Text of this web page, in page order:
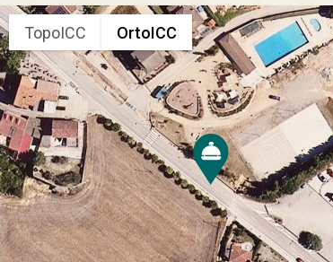
TopoICC OrtoICC